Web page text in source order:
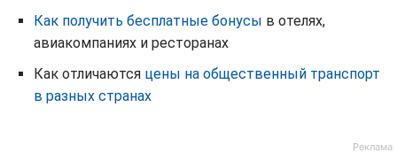
Как получить бесплатные бонусы в отелях,
авиакомпаниях и ресторанах
Как отличаются цены на общественный транспорт
в разных странах